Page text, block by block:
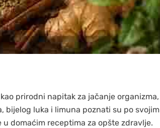
prirodni napitak za jačanje organizma,
bijelog luka i limuna poznati su po svojim
domaćim receptima za opšte zdravlje.